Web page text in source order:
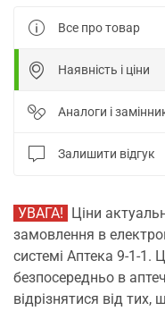
Все про товар
Наявність і ціни
Аналоги і
Залишити відгук
УВАГА! Ціни
замовлення в
системі Аптека 9-1-1.
безпосередньо в
відрізнятися від тих,